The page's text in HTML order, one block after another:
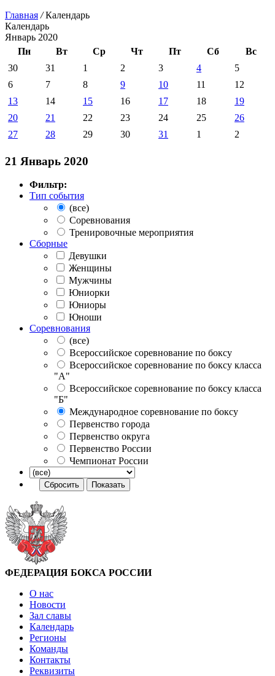
Главная /Календарь
Календарь
Январь 2020
Пн
Вт Ср Чт Пт Сб
Вс
30
31 1 2 3 4
5
6
7 8 9 10 11
12
13
14 15 16 17 18
19
20
21 22 23 24 25
26
27
28 29 30 31 1 2
21 Январь 2020
Фильтр:
Тип события
(все)
Соревнования
Тренировочные мероприятия
Сборные
Девушки
Женщины
Мужчины
Юниорки
Юниоры
Юноши
Соревнования
(все)
Всероссийское соревнование по боксу
Всероссийское соревнование по боксу класса
"А"
Всероссийское соревнование по боксу класса
"Б"
Международное соревнование по боксу
Первенство города
Первенство округа
Первенство России
Чемпионат России
ФЕДЕРАЦИЯ БОКСА РОССИИ
О нас
Новости
Зал славы
Календарь
Регионы
Команды
Контакты
Реквизиты